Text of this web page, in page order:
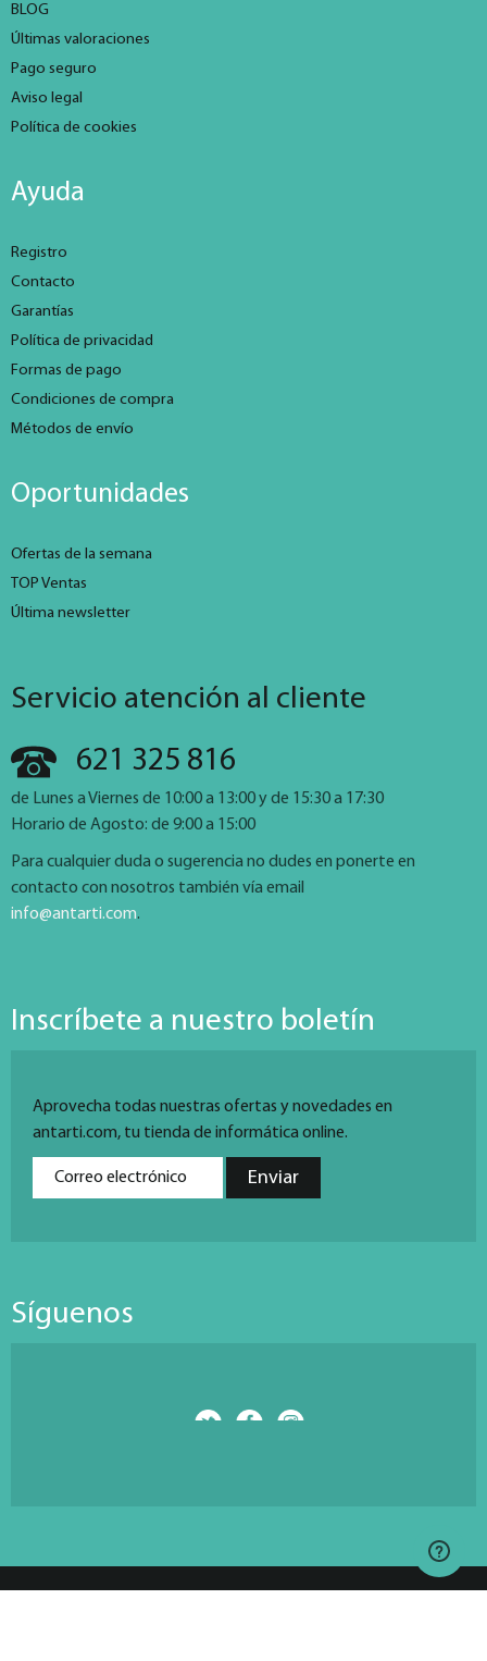
BLOG
Últimas valoraciones
Pago seguro
Aviso legal
Política de cookies
Ayuda
Registro
Contacto
Garantías
Política de privacidad
Formas de pago
Condiciones de compra
Métodos de envío
Oportunidades
Ofertas de la semana
TOP Ventas
Última newsletter
Servicio atención al cliente
621 325 816
de Lunes a Viernes de 10:00 a 13:00 y de 15:30 a 17:30
Horario de Agosto: de 9:00 a 15:00
Para cualquier duda o sugerencia no dudes en ponerte en
contacto con nosotros también vía email
info@antarti.com.
Inscríbete a nuestro boletín
Aprovecha todas nuestras ofertas y novedades en
antarti.com, tu tienda de informática online.
Síguenos